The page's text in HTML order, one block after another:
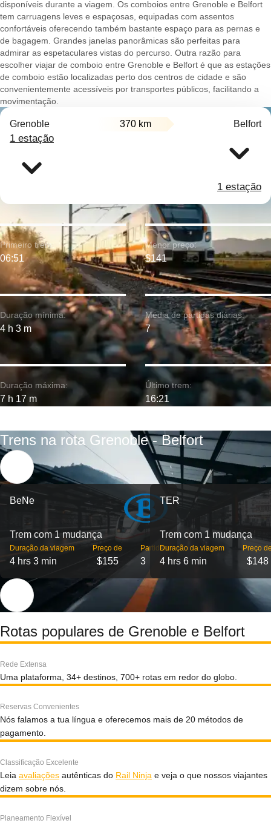
disponíveis durante a viagem. Os comboios entre Grenoble e Belfort
tem carruagens leves e espaçosas, equipadas com assentos
confortáveis oferecendo também bastante espaço para as pernas e
de bagagem. Grandes janelas panorâmicas são perfeitas para
admirar as espetaculares vistas do percurso. Outra razão para
escolher viajar de comboio entre Grenoble e Belfort é que as estações
de comboio estão localizadas perto dos centros de cidade e são
convenientemente acessíveis por transportes públicos, facilitando a
movimentação.
Grenoble 370 km Belfort
1 estação
1 estação
Duração mínima:
4 h 3 m
Primeiro trem:
06:51
Duração máxima:
7 h 17 m
Menor preço:
$141
Média de partidas diárias:
7
Último trem:
16:21
Trens na rota Grenoble - Belfort
BeNe
Trem com 1 mudança
Duração da viagem
4 hrs 3 min
Preço de
$155
Partidas
3
TER
Trem com 1 mudança
Duração da viagem
4 hrs 6 min
Preço
$148
Rotas populares de Grenoble e Belfort
Rede Extensa
Uma plataforma, 34+ destinos, 700+ rotas em redor do globo.
Reservas Convenientes
Nós falamos a tua língua e oferecemos mais de 20 métodos de
pagamento.
Classificação Excelente
Leia avaliações autênticas do Rail Ninja e veja o que nossos viajantes
dizem sobre nós.
Planeamento Flexível